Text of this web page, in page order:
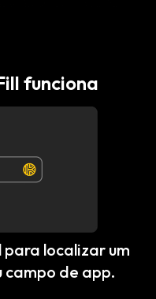
funciona
para localizar um
campo de app.